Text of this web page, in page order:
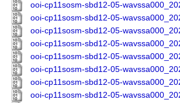
ooi-cp11sosm-sbd12-05-
ooi-cp11sosm-sbd12-05-
ooi-cp11sosm-sbd12-05-
ooi-cp11sosm-sbd12-05-
ooi-cp11sosm-sbd12-05-
ooi-cp11sosm-sbd12-05-
ooi-cp11sosm-sbd12-05-
ooi-cp11sosm-sbd12-05-